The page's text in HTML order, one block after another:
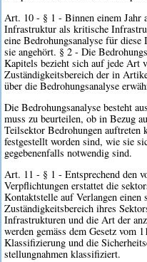
Art. 10 - § 1 - Binnen einem Jahr
Infrastruktur als kritische
eine Bedrohungsanalyse für
sie angehört. § 2 - Die
Kapitels bezieht sich auf jede Art
Zuständigkeitsbereich der in
über die Bedrohungsanalyse
Die Bedrohungsanalyse besteht
muss zu beurteilen, ob in Bezug
Teilsektor Bedrohungen auftreten
festgestellt worden sind, wie sie
gegebenenfalls notwendig sind.
Art. 11 - § 1 - Entsprechend den
Verpflichtungen erstattet die
Kontaktstelle auf Verlangen
Zuständigkeitsbereich ihres
Infrastrukturen und die Art der
werden gemäss dem Gesetz vom
Klassifizierung und die
stellungnahmen klassifiziert.